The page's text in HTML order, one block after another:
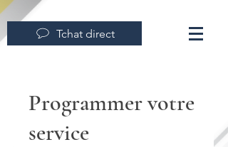
Tchat direct
Programmer votre
service